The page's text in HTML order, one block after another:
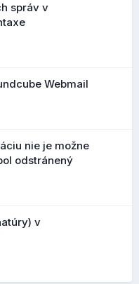
správ v
Webmail
nie je možne
odstránený
v